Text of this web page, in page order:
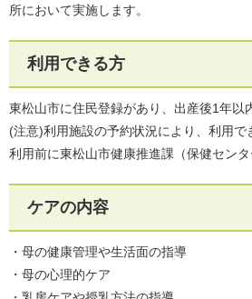
所において実施します。
利用できる方
東松山市に住民登録があり、出産後1年以
(注意)利用施設の予約状況により、利用で
利用前に東松山市健康推進課（保健センタ
ケアの内容
・母の健康管理や生活面の指導
・母の心理的ケア